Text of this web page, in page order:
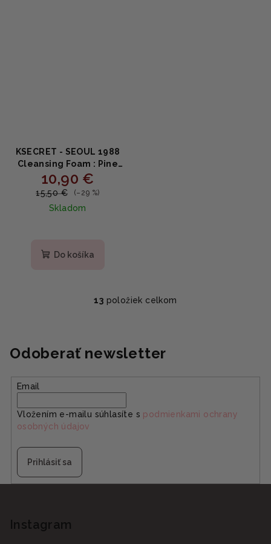
KSECRET - SEOUL 1988
Cleansing Foam : Pine
Cica 1% + Probiotics -
Čistiaca pena s
extraktom borovice
150ml
10,90 €
15,50 € (–29 %)
Skladom
Do košíka
O
á
d
a
e
y
13 položiek celkom
Odoberať newsletter
Email
Vložením e-mailu súhlasíte s podmienkami ochrany
osobných údajov
Prihlásiť sa
Instagram